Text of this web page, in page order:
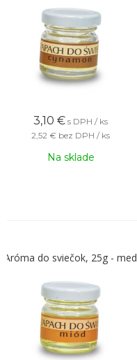
3,10 € s DPH / ks
2,52 € bez DPH / ks
Na sklade
Aróma do sviečok, 25g - med